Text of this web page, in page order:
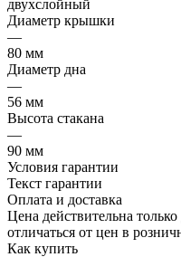
двухслойный
Диаметр крышки
—
80 мм
Диаметр дна
—
56 мм
Высота стакана
—
90 мм
Условия гарантии
Текст гарантии
Оплата и доставка
Цена действительна
отличаться от цен в
Как купить